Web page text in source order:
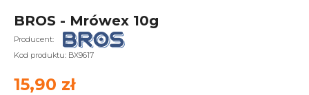
BROS - Mrówex 10g
Producent:
Kod produktu: BX9617
15,90 zł